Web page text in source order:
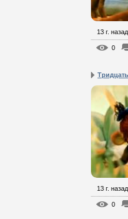
13 г. назад
0
13 г. назад
0